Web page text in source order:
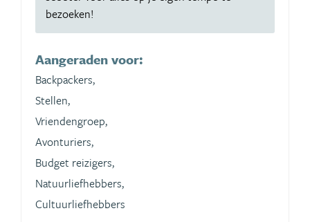
bezoeken!
Aangeraden voor:
Backpackers,
Stellen,
Vriendengroep,
Avonturiers,
Budget reizigers,
Natuurliefhebbers,
Cultuurliefhebbers